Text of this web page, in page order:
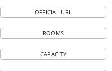
OFFICIAL URL
ROOMS
CAPACITY